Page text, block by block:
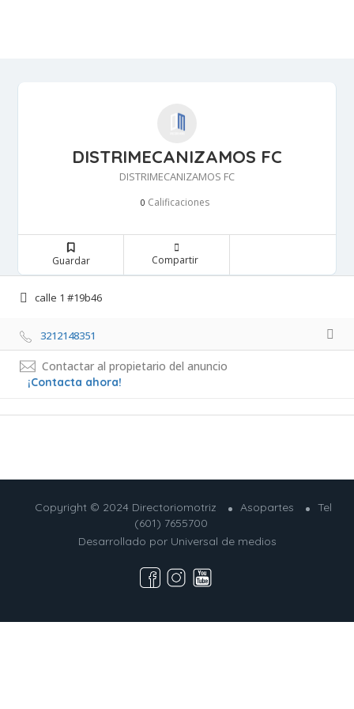
DISTRIMECANIZAMOS FC
DISTRIMECANIZAMOS FC
0 Calificaciones
Guardar Compartir
calle 1 #19b46
3212148351
Contactar al propietario del anuncio
¡Contacta ahora!
Copyright © 2024 Directoriomotriz Asopartes
Tel
(601) 7655700
Desarrollado por Universal de medios